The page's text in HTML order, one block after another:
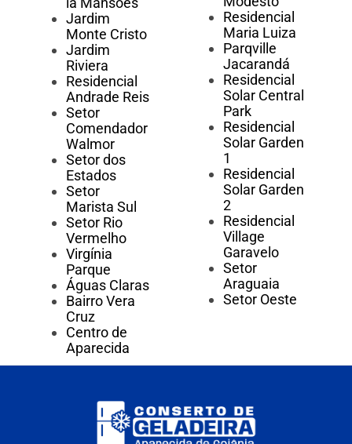
Jardim
Monte Cristo
Jardim
Riviera
Residencial
Andrade Reis
Setor
Comendador
Walmor
Setor dos
Estados
Setor
Marista Sul
Setor Rio
Vermelho
Virgínia
Parque
Águas Claras
Bairro Vera
Cruz
Centro de
Aparecida
Residencial
Maria Luiza
Parqville
Jacarandá
Residencial
Solar Central
Park
Residencial
Solar Garden
1
Residencial
Solar Garden
2
Residencial
Village
Garavelo
Setor
Araguaia
Setor Oeste